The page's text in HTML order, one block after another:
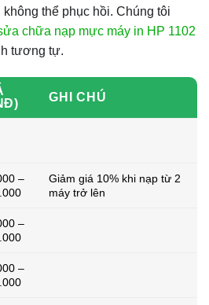
thể phục hồi. Chúng tôi
chữa nạp mực máy in HP 1102
tương tự.
GHI CHÚ
–
Giảm giá 10% khi nạp từ 2
máy trở lên
–
–